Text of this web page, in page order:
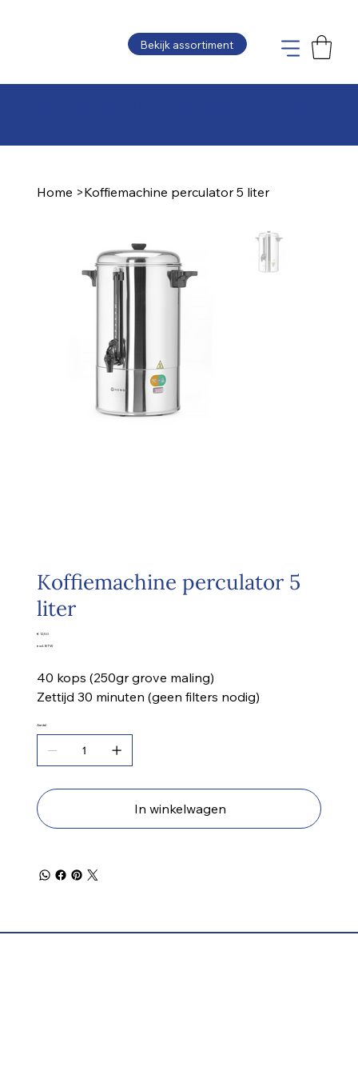
Bekijk assortiment
Home >Koffiemachine perculator 5 liter
Koffiemachine perculator 5
liter
Prijs
€ 12,50
excl. BTW
40 kops (250gr grove maling)
Zettijd 30 minuten (geen filters nodig)
Aantal
In winkelwagen